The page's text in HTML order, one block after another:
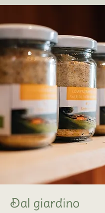
Dal giardino